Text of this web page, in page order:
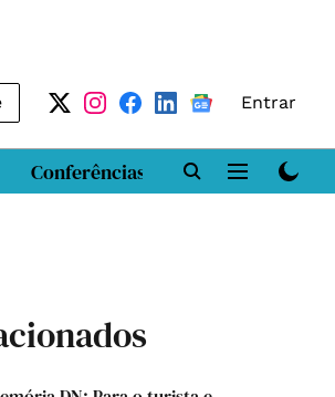
Entrar
Conferências DN LAB